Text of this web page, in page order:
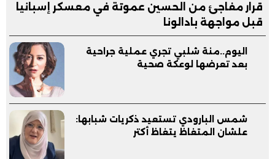
قرار مفاجئ من الحسين عموتة في معسكر إسبانيا
قبل مواجهة بادالونا
اليوم..منة شلبي تجري عملية جراحية
بعد تعرضها لوعكة صحية
شمس البارودي تستعيد ذكريات شبابها:
علشان المتغاظ يتغاظ أكتر